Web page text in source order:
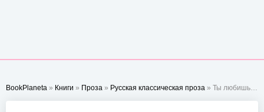
BookPlaneta » Книги » Проза » Русская классическая проза » Ты любишь летние мандарины? - Ли Хиён